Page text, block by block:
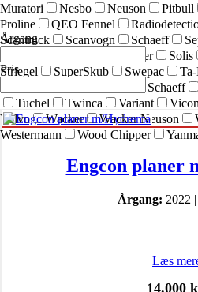
Muratori
Nesbo Neuson Pitbull
Proline
QEO Fennel
Scantruck
Scanvogn Schaeff
sneskraber Solis
Striegel
SuperSkub Swepac
Terex Schaeff
Tuchel
Twinca Variant Vicon
Volvo
Wacker Wacker Neuson
Westermann
Wood Chipper
Årgang
Pris
Engcon planer
Årgang: 2022 |
Læs
14.000